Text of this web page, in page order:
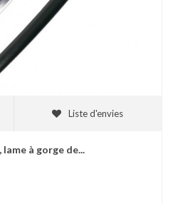
Liste d'envies
à gorge de...